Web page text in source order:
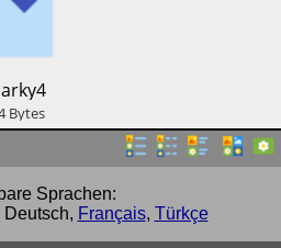
Bytes
Sprachen:
Deutsch, Français, Türkçe